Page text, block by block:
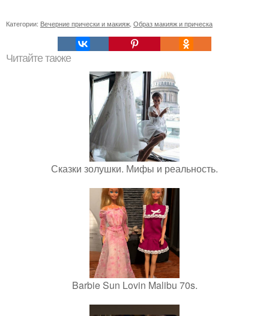
Категории: Вечерние прически и макияж Образ макияж и прическа
Читайте также
Сказки золушки. Мифы и реальность.
Barbie Sun Lovin Malibu 70s.